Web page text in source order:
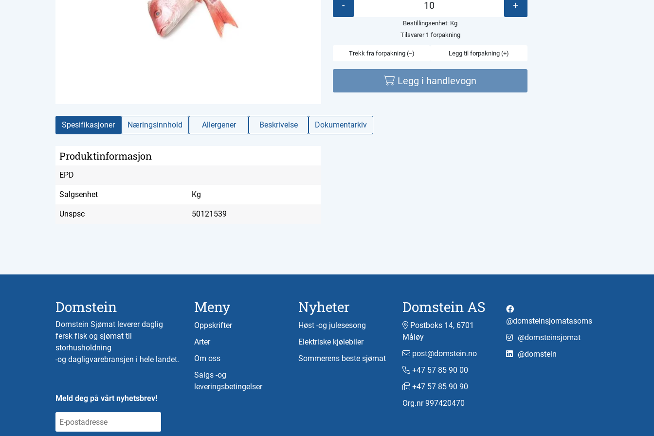
- +
Bestillingsenhet: Kg
Tilsvarer 1 forpakning
Trekk fra forpakning (−) Legg til forpakning (+)
Legg i handlevogn
Spesifikasjoner Næringsinnhold Allergener Beskrivelse Dokumentarkiv
Produktinformasjon
EPD
Salgsenhet Kg
Unspsc 50121539
Domstein
Domstein Sjømat leverer daglig
fersk fisk og sjømat til
storhusholdning
-og dagligvarebransjen i hele landet.
Meld deg på vårt nyhetsbrev!
Meny
Oppskrifter
Arter
Om oss
Salgs -og
leveringsbetingelser
Nyheter
Høst -og julesesong
Elektriske kjølebiler
Sommerens beste sjømat
Domstein AS
Postboks 14, 6701
Måløy
post@domstein.no
+47 57 85 90 00
+47 57 85 90 90
Org.nr 997420470
@domsteinsjomatasoms
@domsteinsjomat
@domstein